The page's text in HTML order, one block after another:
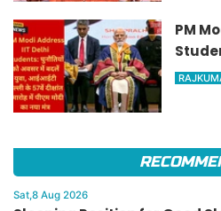
PM
बदलें
Sat,8 Aug 2026